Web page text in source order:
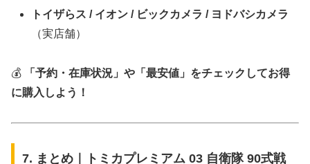
トイザらス / イオン / ビックカメラ / ヨドバシカメラ
（実店舗）
💰
「予約・在庫状況」や「最安値」をチェックしてお得
に購入しよう！
7. まとめ｜トミカプレミアム 03 自衛隊 90式戦